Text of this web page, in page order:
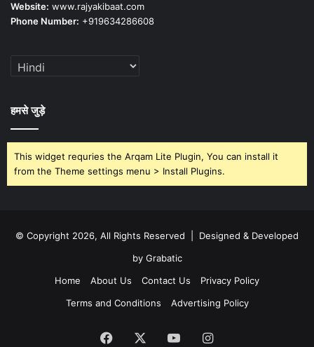
Website: www.rajyakibaat.com
Phone Number: +919634286608
हमसे जुड़े
This widget requries the Arqam Lite Plugin, You can install it
from the Theme settings menu > Install Plugins.
© Copyright 2026, All Rights Reserved | Designed & Developed
by Grabatic
Home
About Us Contact Us
Privacy Policy
Terms and Conditions
Advertising Policy
Facebook YouTubeInstagram